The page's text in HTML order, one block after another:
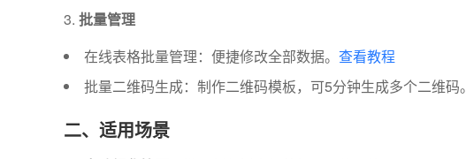
批量管理
在线表格批量管理：便捷修改全部数据。 查看教程
批量二维码生成：制作二维码模板，可5分钟生成多个二维码。
二、适用场景